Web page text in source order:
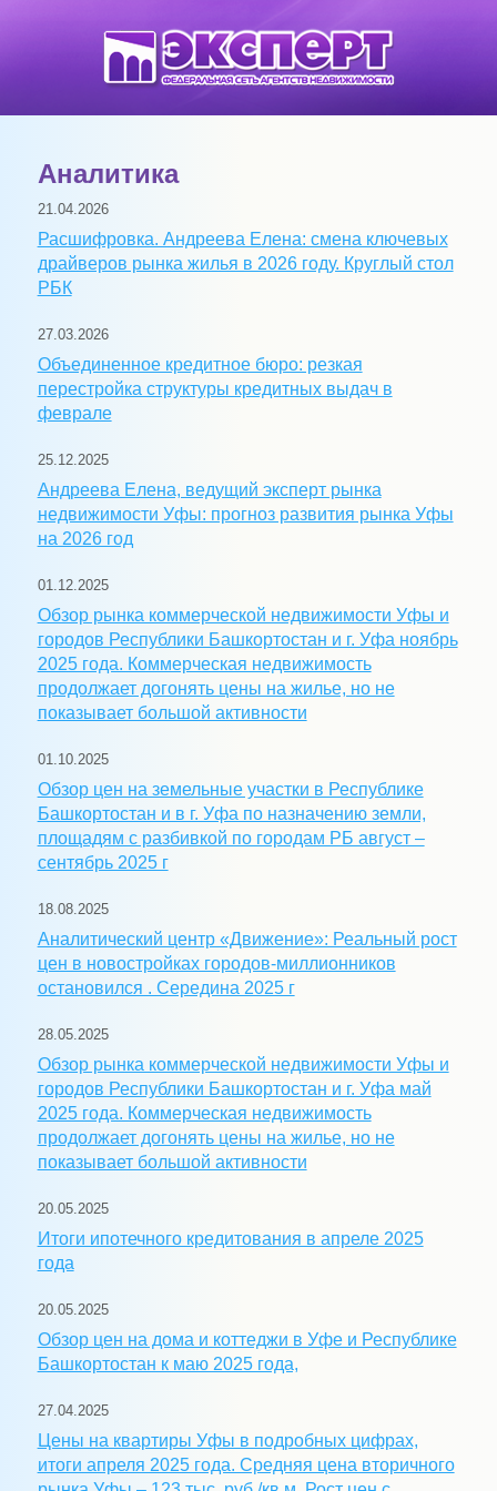
Аналитика
21.04.2026
Расшифровка. Андреева Елена: смена ключевых
драйверов рынка жилья в 2026 году. Круглый стол
РБК
27.03.2026
Объединенное кредитное бюро: резкая
перестройка структуры кредитных выдач в
феврале
25.12.2025
Андреева Елена, ведущий эксперт рынка
недвижимости Уфы: прогноз развития рынка Уфы
на 2026 год
01.12.2025
Обзор рынка коммерческой недвижимости Уфы и
городов Республики Башкортостан и г. Уфа ноябрь
2025 года. Коммерческая недвижимость
продолжает догонять цены на жилье, но не
показывает большой активности
01.10.2025
Обзор цен на земельные участки в Республике
Башкортостан и в г. Уфа по назначению земли,
площадям с разбивкой по городам РБ август –
сентябрь 2025 г
18.08.2025
Аналитический центр «Движение»: Реальный рост
цен в новостройках городов-миллионников
остановился . Середина 2025 г
28.05.2025
Обзор рынка коммерческой недвижимости Уфы и
городов Республики Башкортостан и г. Уфа май
2025 года. Коммерческая недвижимость
продолжает догонять цены на жилье, но не
показывает большой активности
20.05.2025
Итоги ипотечного кредитования в апреле 2025
года
20.05.2025
Обзор цен на дома и коттеджи в Уфе и Республике
Башкортостан к маю 2025 года,
27.04.2025
Цены на квартиры Уфы в подробных цифрах,
итоги апреля 2025 года. Средняя цена вторичного